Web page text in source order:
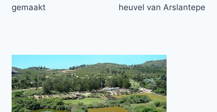
gemaakt
heuvel van Arslantepe